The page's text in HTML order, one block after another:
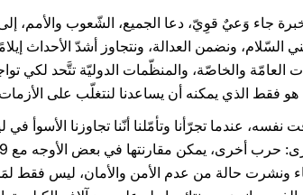
جاء وَعيٌ قوِيّ، دعا الجميع، الشّعوب والأمم،
السّلام، ونضمن العدالة، ونتجاوز أشدّ الأحداث
العامّة والخاصّة، والمنظّمات الدوليّة تتَّحد لكي
هو فقط الذي يمكنه أن يساعدنا لنتغلّب على
ونشرت حالة من عدم الأمن والأمان، ليس فقط